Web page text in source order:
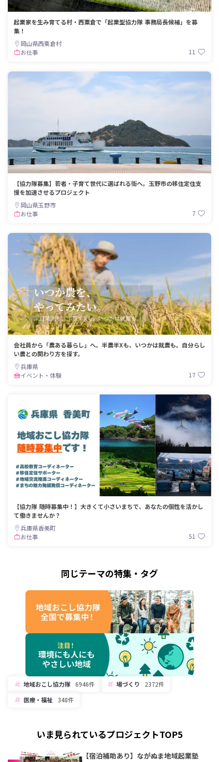
起業家を生み育てる村・西粟倉で「起業型協力隊 事務局長候補」を募
集！
岡山県西粟倉村
お仕事
11
【協力隊募集】若者・子育て世代に選ばれる街へ。玉野市の移住定住支
援を加速させるプロジェクト
岡山県玉野市
お仕事
7
会社員から「農ある暮らし」へ。半農半Xも、いつかは就農も。自分らし
い農との関わり方を探す。
兵庫県
イベント・体験
17
【協力隊 随時募集中！】大きくて小さいまちで、あなたの個性を活かし
て働きませんか？
兵庫県香美町
お仕事
51
同じテーマの特集・タグ
地域おこし協力隊 6946件 場づくり
2372件
医療・福祉
348件
いま見られているプロジェクトTOP5
【宿泊補助あり】ながぬま地域起業塾